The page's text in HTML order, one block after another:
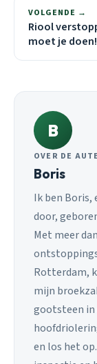
VOLGENDE →
Riool
moet je doen!
B
OVER DE
Boris
Ik ben Boris,
door,
Met meer
Rotterdam,
mijn
gootsteen in
en los het